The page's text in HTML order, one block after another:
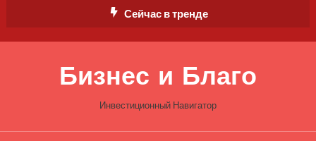
Сейчас в тренде
Бизнес и Благо
Инвестиционный Навигатор